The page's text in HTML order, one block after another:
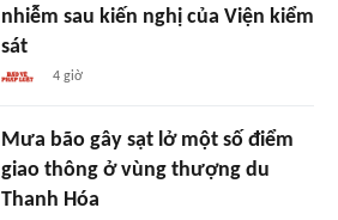
nhiễm sau kiến nghị của Viện kiểm
sát
4 giờ
Mưa bão gây sạt lở một số điểm
giao thông ở vùng thượng du
Thanh Hóa